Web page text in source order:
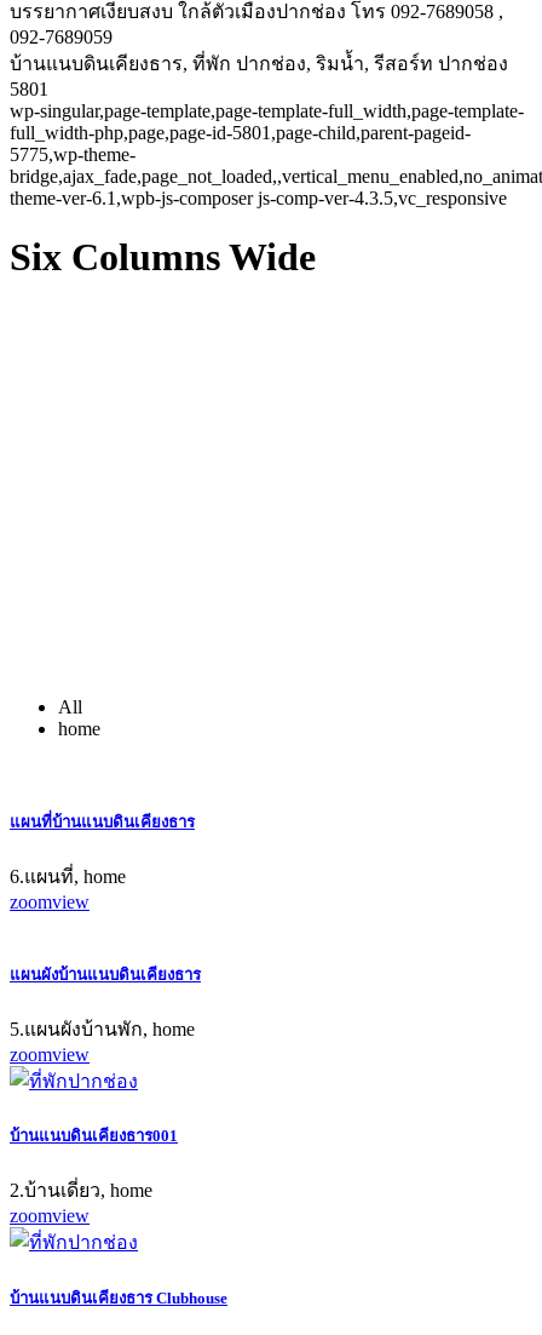
บรรยากาศเงียบสงบ ใกล้ตัวเมืองปากช่อง โทร 092-7689058 ,
092-7689059
บ้านแนบดินเคียงธาร, ที่พัก ปากช่อง, ริมน้ำ, รีสอร์ท ปากช่อง
5801
wp-singular,page-template,page-template-full_width,page-template-
full_width-php,page,page-id-5801,page-child,parent-pageid-
5775,wp-theme-
theme-ver-6.1,wpb-js-composer js-comp-ver-4.3.5,vc_responsive
Six Columns Wide
All
home
แผนที่บ้านแนบดินเคียงธาร
6.แผนที่, home
zoomview
แผนผังบ้านแนบดินเคียงธาร
5.แผนผังบ้านพัก, home
zoomview
บ้านแนบดินเคียงธาร001
2.บ้านเดี่ยว, home
zoomview
บ้านแนบดินเคียงธาร Clubhouse